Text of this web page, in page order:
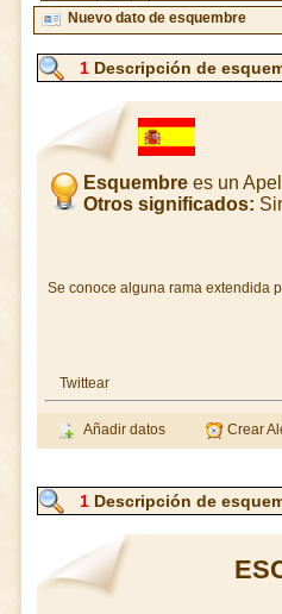
Nuevo dato de esquembre
1 Descripción de
Esquembrees un
Otros significados:
Se conoce alguna rama extendida
Twittear
Añadir datos Crear
1 Descripción de